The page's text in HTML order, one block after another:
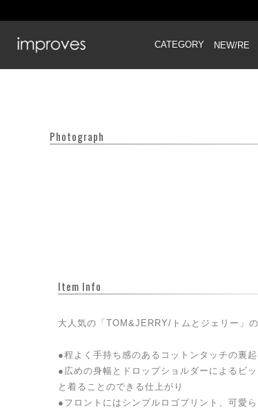
CATEGORY NEW/RE
Photograph
Item Info
大人気の「TOM&JERRY/トムとジェリー」
●程よく手持ち感のあるコットンタッチの裏
●広めの身幅とドロップショルダーによるビ
と着ることのできる仕上がり
●フロントにはシンプルロゴプリント、可愛